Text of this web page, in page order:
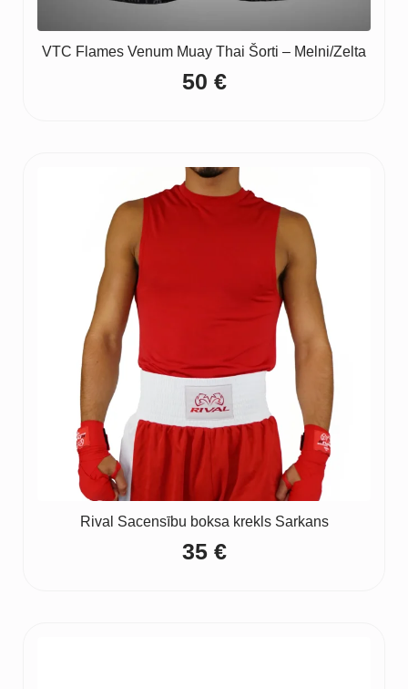
VTC Flames Venum Muay Thai Šorti – Melni/Zelta
50 €
Rival Sacensību boksa krekls Sarkans
35 €